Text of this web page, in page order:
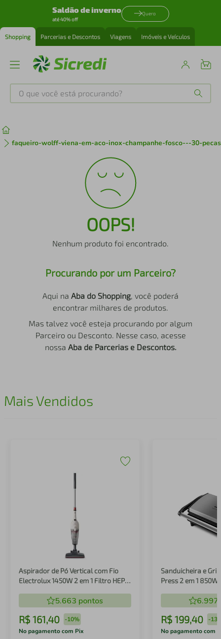
Saldão de inverno
até 40% off
Quero
Shopping Parcerias e Descontos Viagens Imóveis e Veículos
O que você está procurando?
faqueiro-wolff-viena-em-aco-inox-champanhe-fosco---30-
OOPS!
Nenhum produto foi encontrado.
Procurando por um Parceiro?
Aqui na Aba do Shopping, você poderá
encontrar milhares de produtos.
Mas talvez você esteja procurando por algum
Parceiro ou Desconto. Nesse caso, acesse
nossa Aba de Parcerias e Descontos.
Mais Vendidos
Aspirador de Pó Vertical com Fio
Electrolux 1450W 2 em 1 Filtro HEPA
5.663 pontos
R$ 161,40 -10%
No pagamento com Pix
Sanduicheira e
Press 2 em 1 850W
6.997
R$ 199,40 -
No pagamento com
º tenis
iphone